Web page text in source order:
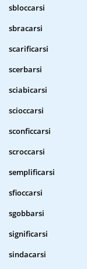
sbloccarsi
sbracarsi
scarificarsi
scerbarsi
sciabicarsi
scioccarsi
sconficcarsi
scroccarsi
semplificarsi
sfioccarsi
sgobbarsi
significarsi
sindacarsi